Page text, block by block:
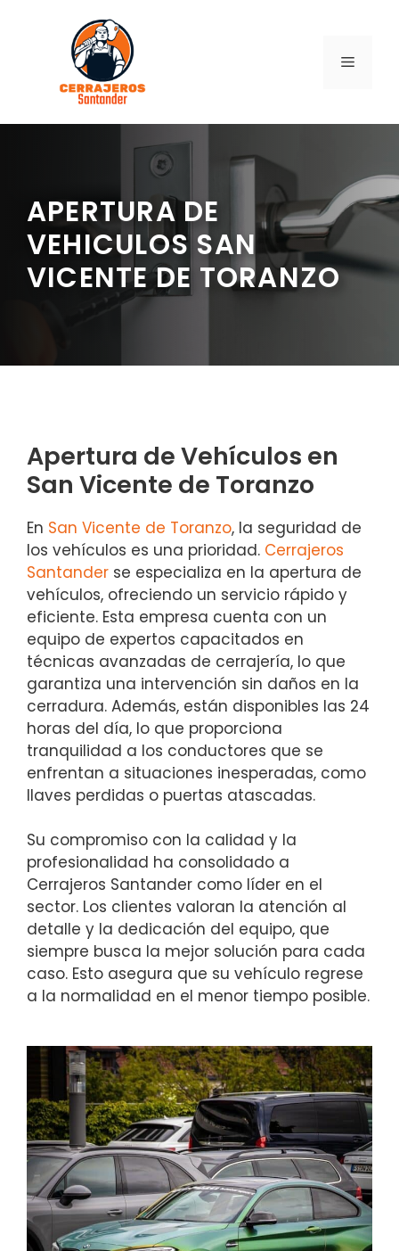
contenido
MENÚ
APERTURA DE
VEHICULOS SAN
VICENTE DE TORANZO
Apertura de Vehículos en
San Vicente de Toranzo
En San Vicente de Toranzo, la seguridad de
los vehículos es una prioridad. Cerrajeros
Santander se especializa en la apertura de
vehículos, ofreciendo un servicio rápido y
eficiente. Esta empresa cuenta con un
equipo de expertos capacitados en
técnicas avanzadas de cerrajería, lo que
garantiza una intervención sin daños en la
cerradura. Además, están disponibles las 24
horas del día, lo que proporciona
tranquilidad a los conductores que se
enfrentan a situaciones inesperadas, como
llaves perdidas o puertas atascadas.
Su compromiso con la calidad y la
profesionalidad ha consolidado a
Cerrajeros Santander como líder en el
sector. Los clientes valoran la atención al
detalle y la dedicación del equipo, que
siempre busca la mejor solución para cada
caso. Esto asegura que su vehículo regrese
a la normalidad en el menor tiempo posible.